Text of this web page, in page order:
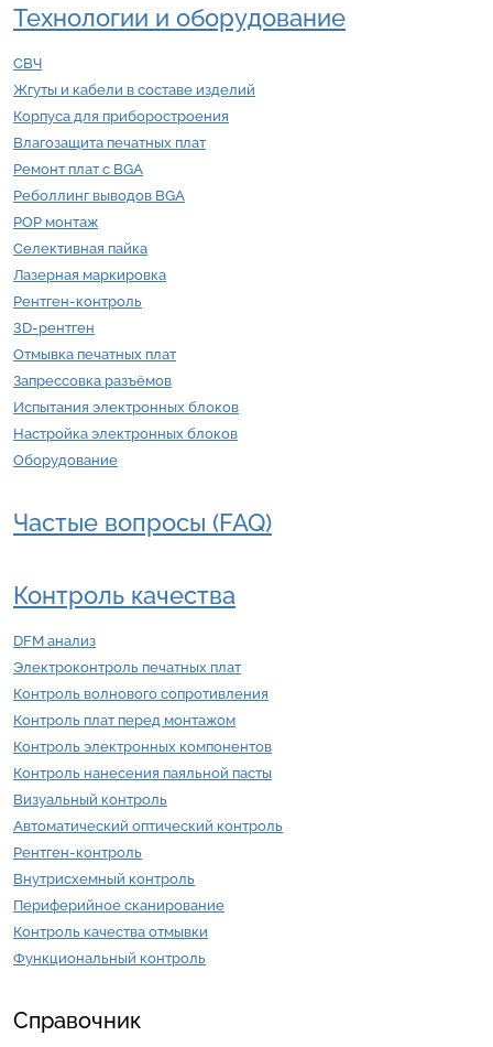
Технологии и оборудование
СВЧ
Жгуты и кабели в составе изделий
Корпуса для приборостроения
Влагозащита печатных плат
Ремонт плат с BGA
Реболлинг выводов BGA
POP монтаж
Селективная пайка
Лазерная маркировка
Рентген-контроль
3D-рентген
Отмывка печатных плат
Запрессовка разъёмов
Испытания электронных блоков
Настройка электронных блоков
Оборудование
Частые вопросы (FAQ)
Контроль качества
DFM анализ
Электроконтроль печатных плат
Контроль волнового сопротивления
Контроль плат перед монтажом
Контроль электронных компонентов
Контроль нанесения паяльной пасты
Визуальный контроль
Автоматический оптический контроль
Рентген-контроль
Внутрисхемный контроль
Периферийное сканирование
Контроль качества отмывки
Функциональный контроль
Справочник